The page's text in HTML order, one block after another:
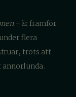
– är framför
flera
trots att